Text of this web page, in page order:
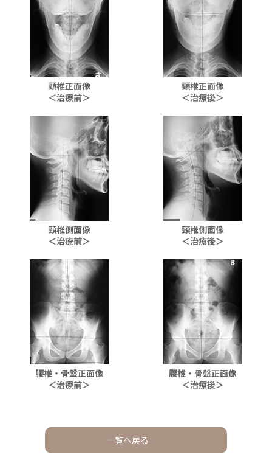
頸椎正面像
＜治療前＞
頸椎正面像
＜治療後＞
頸椎側面像
＜治療前＞
頸椎側面像
＜治療後＞
腰椎・骨盤正面像
＜治療前＞
腰椎・骨盤正面像
＜治療後＞
一覧へ戻る